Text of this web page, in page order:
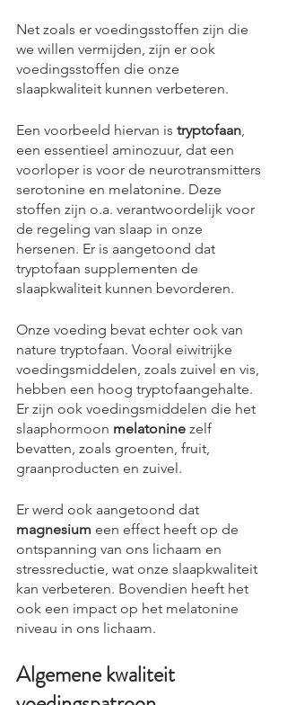
Net zoals er voedingsstoffen zijn die
we willen vermijden, zijn er ook
voedingsstoffen die onze
slaapkwaliteit kunnen verbeteren.
Een voorbeeld hiervan is tryptofaan
een essentieel aminozuur, dat een
voorloper is voor de neurotransmitters
serotonine en melatonine. Deze
stoffen zijn o.a. verantwoordelijk voor
de regeling van slaap in onze
hersenen. Er is aangetoond dat
tryptofaan supplementen de
slaapkwaliteit kunnen bevorderen.
Onze voeding bevat echter ook van
nature tryptofaan. Vooral eiwitrijke
voedingsmiddelen, zoals zuivel en vis,
hebben een hoog tryptofaangehalte.
Er zijn ook voedingsmiddelen die het
slaaphormoon melatonine zelf
bevatten, zoals groenten, fruit,
graanproducten en zuivel.
Er werd ook aangetoond dat
magnesium een effect heeft op de
ontspanning van ons lichaam en
stressreductie, wat onze slaapkwaliteit
kan verbeteren. Bovendien heeft het
ook een impact op het melatonine
niveau in ons lichaam.
Algemene kwaliteit